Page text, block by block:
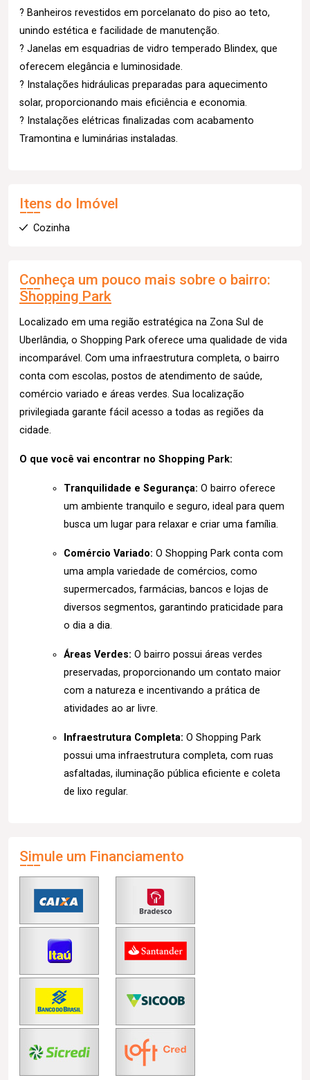
? Banheiros revestidos em porcelanato do piso ao teto,
unindo estética e facilidade de manutenção.
? Janelas em esquadrias de vidro temperado Blindex, que
oferecem elegância e luminosidade.
? Instalações hidráulicas preparadas para aquecimento
solar, proporcionando mais eficiência e economia.
? Instalações elétricas finalizadas com acabamento
Tramontina e luminárias instaladas.
Itens do Imóvel
Cozinha
Conheça um pouco mais sobre o bairro:
Shopping Park
Localizado em uma região estratégica na Zona Sul de
Uberlândia, o Shopping Park oferece uma qualidade de vida
incomparável. Com uma infraestrutura completa, o bairro
conta com escolas, postos de atendimento de saúde,
comércio variado e áreas verdes. Sua localização
privilegiada garante fácil acesso a todas as regiões da
cidade.
O que você vai encontrar no Shopping Park:
Tranquilidade e Segurança: O bairro oferece
um ambiente tranquilo e seguro, ideal para quem
busca um lugar para relaxar e criar uma família.
Comércio Variado: O Shopping Park conta com
uma ampla variedade de comércios, como
supermercados, farmácias, bancos e lojas de
diversos segmentos, garantindo praticidade para
o dia a dia.
Áreas Verdes: O bairro possui áreas verdes
preservadas, proporcionando um contato maior
com a natureza e incentivando a prática de
atividades ao ar livre.
Infraestrutura Completa: O Shopping Park
possui uma infraestrutura completa, com ruas
asfaltadas, iluminação pública eficiente e coleta
de lixo regular.
Simule um Financiamento